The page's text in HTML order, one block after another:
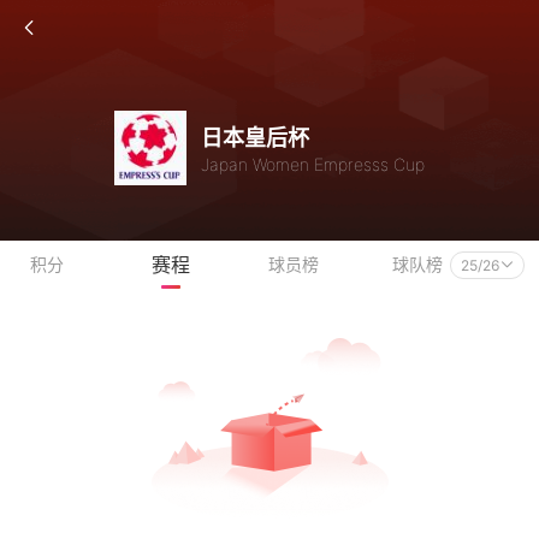
日本皇后杯
Japan Women Empresss Cup
积分 赛程 球员榜 球队榜 25/26